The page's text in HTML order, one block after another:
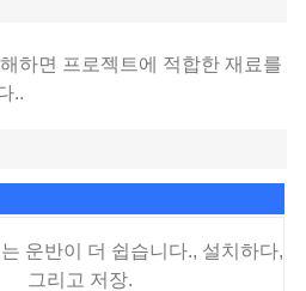
하면 프로젝트에 적합한 재료를
..
운반이 더 쉽습니다., 설치하다,
그리고 저장.